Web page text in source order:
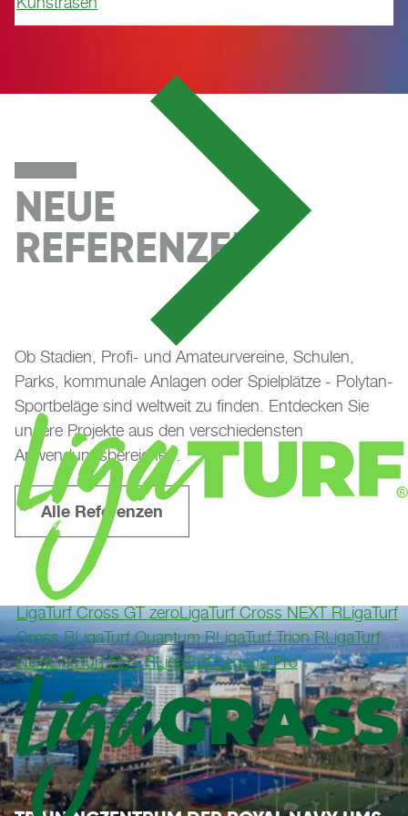
LigaTurf Cross GT zeroLigaTurf Cross NEXT RLigaTurf
Cross RLigaTurf Quantum RLigaTurf Trion RLigaTurf
NextLigaTurf RS+ RLigaTurf Legend Pro
NEUE
REFERENZEN
Ob Stadien, Profi- und Amateurvereine, Schulen,
Parks, kommunale Anlagen oder Spielplätze - Polytan-
Sportbeläge sind weltweit zu finden. Entdecken Sie
unsere Projekte aus den verschiedensten
Anwendungsbereichen.
Alle Referenzen